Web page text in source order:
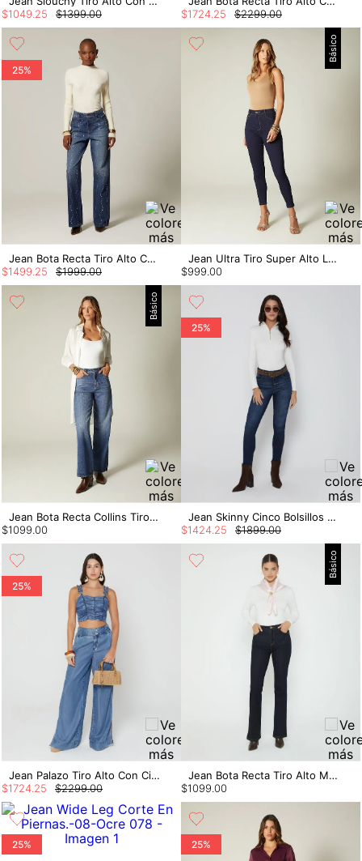
$1399.00
$1049 25
$2299.00
$1724 25
25%
Jean Bota Recta Tiro Alto Con Cristales
$1999.00
$1499.25
Básico
Jean Ultra Tiro Super Alto Lupita
$999.00
Básico
Jean Bota Recta Collins Tiro Alto 5 Bol
$1099.00
25%
Jean Skinny Cinco Bolsillos Con Correa
$1899.00
$1424 25
25%
Jean Palazo Tiro Alto Con Cinta Costado
$2299.00
$1724 25
Básico
Jean Bota Recta Tiro Alto Monroe
$1099.00
25% 25%